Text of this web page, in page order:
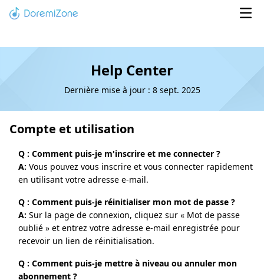
Help Center
Dernière mise à jour : 8 sept. 2025
Compte et utilisation
Q : Comment puis-je m'inscrire et me connecter ?
A: Vous pouvez vous inscrire et vous connecter rapidement
en utilisant votre adresse e-mail.
Q : Comment puis-je réinitialiser mon mot de passe ?
A: Sur la page de connexion, cliquez sur « Mot de passe
oublié » et entrez votre adresse e-mail enregistrée pour
recevoir un lien de réinitialisation.
Q : Comment puis-je mettre à niveau ou annuler mon
abonnement ?